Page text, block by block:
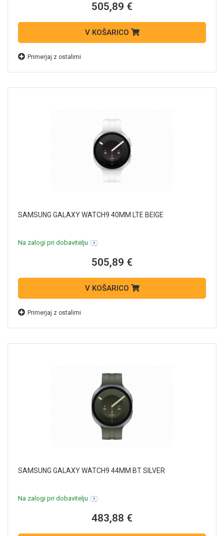
505,89 €
V KOŠARICO
Primerjaj z ostalimi
SAMSUNG GALAXY WATCH9 40MM LTE BEIGE
Na zalogi pri dobavitelju
505,89 €
V KOŠARICO
Primerjaj z ostalimi
SAMSUNG GALAXY WATCH9 44MM BT SILVER
Na zalogi pri dobavitelju
483,88 €